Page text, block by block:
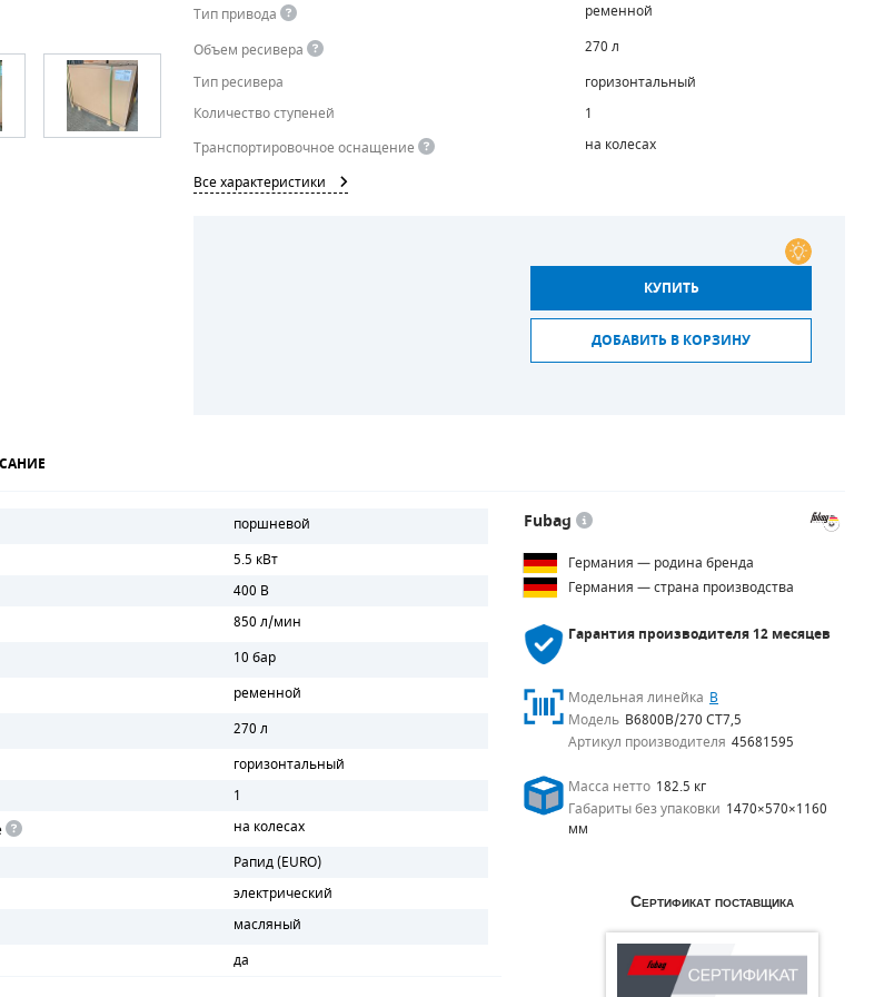
Тип привода
ременной
Объем ресивера
270 л
Тип ресивера
горизонтальный
Количество ступеней
1
Транспортировочное оснащение
на колесах
Все характеристики
КУПИТЬ
ДОБАВИТЬ В КОРЗИНУ
поршневой
5.5 кВт
400 В
850 л/мин
10 бар
ременной
270 л
горизонтальный
1
на колесах
Рапид (EURO)
электрический
масляный
да
Fubag
Германия — родина бренда
Германия — страна производства
Гарантия производителя12 месяцев
Модельная линейка B
Модель B6800B/270 CT7,5
Артикул производителя 45681595
Масса нетто 182.5 кг
Габариты без упаковки 1470×570×1160
мм
Сертификат поставщика